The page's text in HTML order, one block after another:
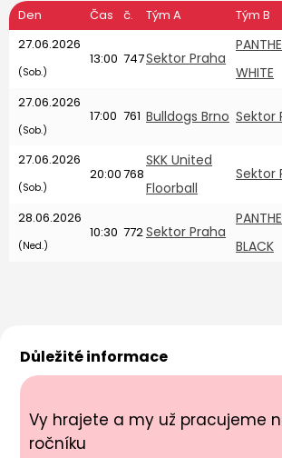
Den Čas č. Tým A Tým B
27.06.2026
(Sob.)
13:00 747Sektor Praha
WHITE
27.06.2026
(Sob.)
17:00 761 Bulldogs Brno Sektor
27.06.2026
(Sob.)
20:00768
SKK United
Floorball
Sektor
28.06.2026
(Ned.)
10:30 772Sektor Praha
BLACK
Důležité informace
Vy hrajete a my už pracujeme
ročníku